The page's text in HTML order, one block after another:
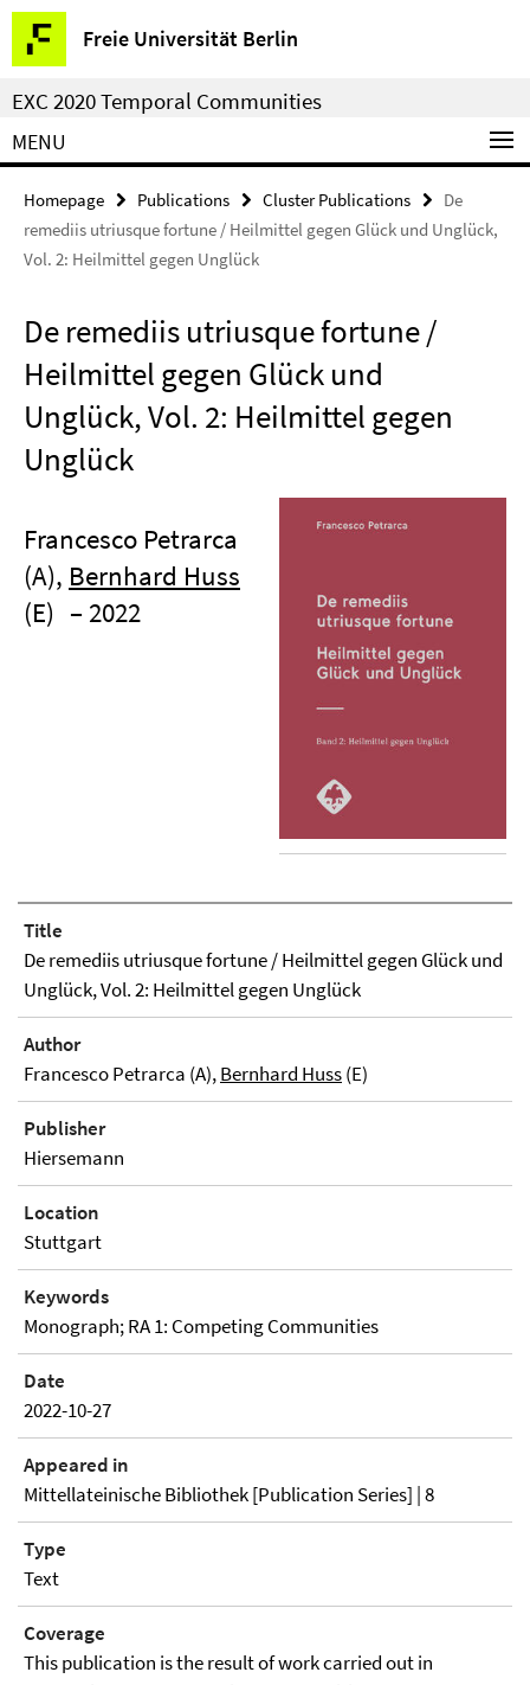
Springe
direkt
zu
Inhalt
Freie Universität Berlin
Service
Navigation
EXC 2020 Temporal Communities
MENU
Homepage Publications Cluster Publications
De
remediis utriusque fortune / Heilmittel gegen Glück und Unglück,
Vol. 2: Heilmittel gegen Unglück
De remediis utriusque fortune /
Heilmittel gegen Glück und
Unglück, Vol. 2: Heilmittel gegen
Unglück
Francesco Petrarca
(A), Bernhard Huss
(E) – 2022
Title
De remediis utriusque fortune / Heilmittel gegen Glück und
Unglück, Vol. 2: Heilmittel gegen Unglück
Author
Francesco Petrarca (A),Bernhard Huss(E)
Publisher
Hiersemann
Location
Stuttgart
Keywords
Monograph; RA 1: Competing Communities
Date
2022-10-27
Appeared in
Mittellateinische Bibliothek [Publication Series] | 8
Type
Text
Coverage
This publication is the result of work carried out in